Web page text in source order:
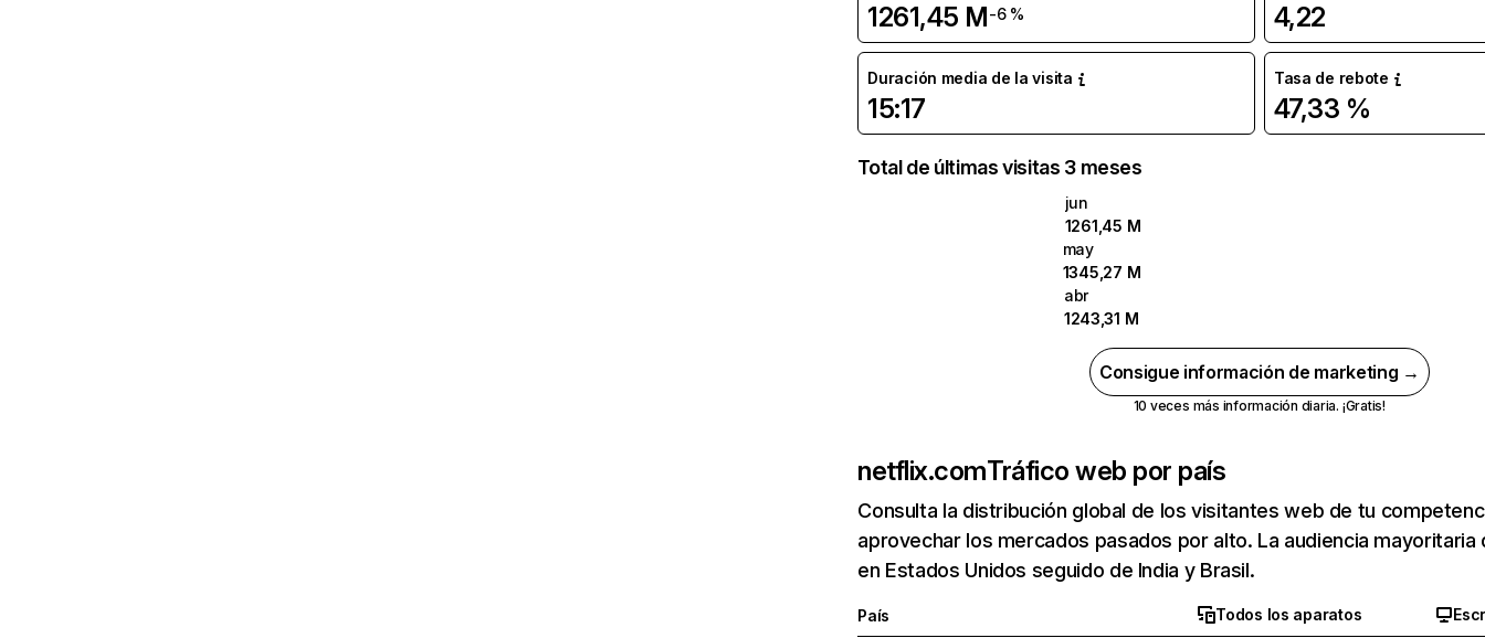
1261,45 M-6 % 4,22
Duración media de la visita
15:17
Tasa de rebote
47,33 %
Total de últimas visitas 3 meses
jun
1261,45 M
may
1345,27 M
abr
1243,31 M
Consigue información de marketing →
10 veces más información diaria. ¡Gratis!
netflix.comTráfico web por país
Consulta la distribución global de los visitantes web de tu
aprovechar los mercados pasados por alto. La audiencia
en Estados Unidos seguido de India y Brasil.
País Todos los aparatos